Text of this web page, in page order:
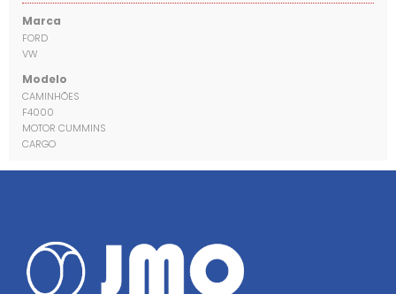
Marca
FORD
VW
Modelo
CAMINHÕES
F4000
MOTOR CUMMINS
CARGO